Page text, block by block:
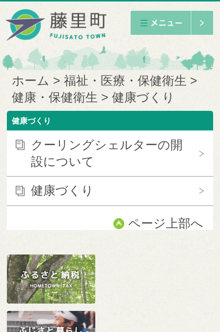
ホーム
福祉・医療・保健衛生
健康・保健衛生
健康づくり
健康づくり
クーリングシェルターの開
設について
健康づくり
ページ上部へ